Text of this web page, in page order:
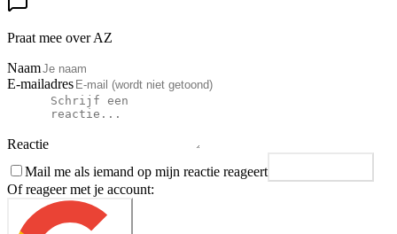
Praat mee over AZ
Naam
E-mailadres
Reactie
Mail me als iemand op mijn reactie reageert
Of reageer met je account: